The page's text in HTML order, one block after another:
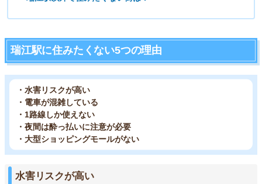
瑞江駅に住みたくない5つの理由
・水害リスクが高い
・電車が混雑している
・1路線しか使えない
・夜間は酔っ払いに注意が必要
・大型ショッピングモールがない
水害リスクが高い